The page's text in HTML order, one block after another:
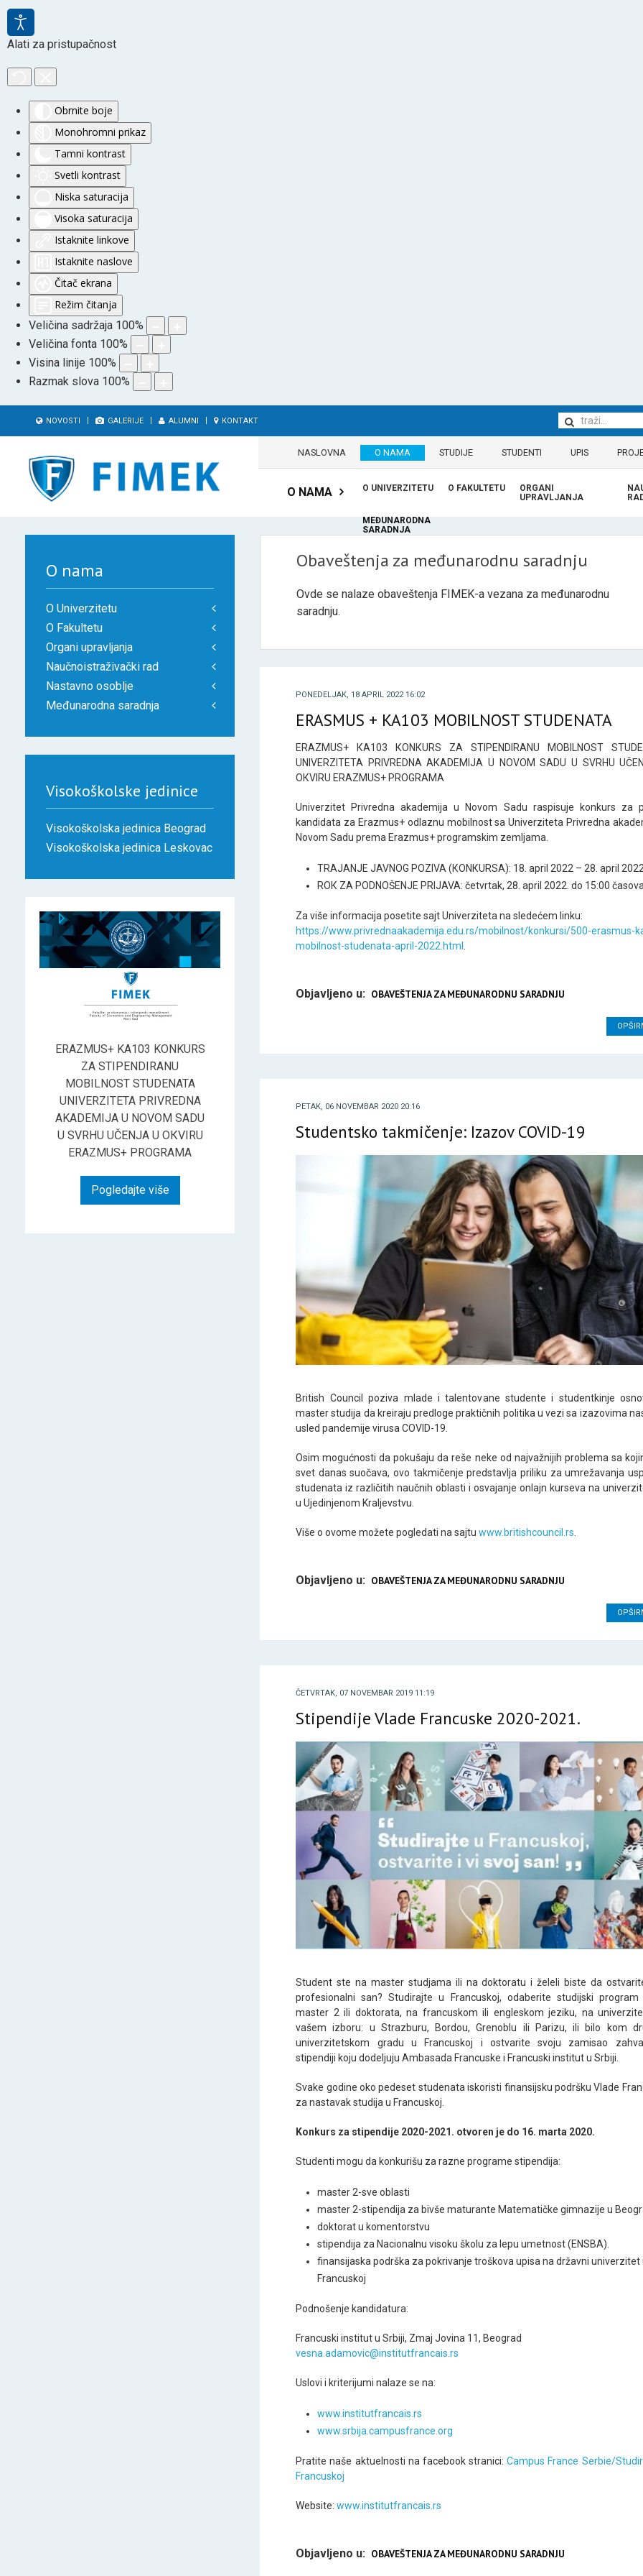
Alati za pristupačnost
Obrnite boje
Monohromni prikaz
Tamni kontrast
Svetli kontrast
Niska saturacija
Visoka saturacija
Istaknite linkove
Istaknite naslove
Čitač ekrana
Režim čitanja
Veličina sadržaja 100%
Veličina fonta 100%
Visina linije 100%
Razmak slova 100%
NOVOSTI GALERIJE ALUMNI KONTAKT
NASLOVNA O NAMA STUDIJE STUDENTI UPIS
O NAMA O UNIVERZITETU O FAKULTETU
ORGANI
UPRAVLJANJA
MEĐUNARODNA
SARADNJA
Obaveštenja za međunarodnu saradnju
Ovde se nalaze obaveštenja FIMEK-a vezana za međunarodnu
saradnju.
PONEDELJAK, 18 APRIL 2022 16:02
ERASMUS + KA103 MOBILNOST STUDENATA
ERAZMUS+ КA103 КONКURS ZA STIPENDIRANU MOBILNOST
UNIVERZITETA PRIVREDNA AКADEMIJA U NOVOM SADU U SVRHU
OКVIRU ERAZMUS+ PROGRAMA
Univerzitet Privredna akademija u Novom Sadu raspisuje konkurs za
kandidata za Erazmus+ odlaznu mobilnost sa Univerziteta Privredna
Novom Sadu prema Erazmus+ programskim zemljama.
TRAJANJE JAVNOG POZIVA (КONКURSA): 18. april 2022 – 28. april
ROК ZA PODNOŠENJE PRIJAVA: četvrtak, 28. april 2022. do 15:00
Za više informacija posetite sajt Univerziteta na sledećem linku:
https://www.privrednaakademija.edu.rs/mobilnost/konkursi/500-erasmus-
mobilnost-studenata-april-2022.html .
Objavljeno u: OBAVEŠTENJA ZA MEĐUNARODNU SARADNJU
PETAK, 06 NOVEMBAR 2020 20:16
Studentsko takmičenje: Izazov COVID-19
British Council poziva mlade i talentovane studente i studentkinje
master studija da kreiraju predloge praktičnih politika u vezi sa izazovima
usled pandemije virusa COVID-19.
Osim mogućnosti da pokušaju da reše neke od najvažnijih problema sa
svet danas suočava, ovo takmičenje predstavlja priliku za umrežavanja
studenata iz različitih naučnih oblasti i osvajanje onlajn kurseva na
u Ujedinjenom Kraljevstvu.
Više o ovome možete pogledati na sajtuwww.britishcouncil.rs.
Objavljeno u: OBAVEŠTENJA ZA MEĐUNARODNU SARADNJU
ČETVRTAK, 07 NOVEMBAR 2019 11:19
Stipendije Vlade Francuske 2020-2021.
Student ste na master studjama ili na doktoratu i želeli biste da
profesionalni san? Studirajte u Francuskoj, odaberite studijski program
master 2 ili doktorata, na francuskom ili engleskom jeziku, na
vašem izboru: u Strazburu, Bordou, Grenoblu ili Parizu, ili bilo kom
univerzitetskom gradu u Francuskoj i ostvarite svoju zamisao
stipendiji koju dodeljuju Ambasada Francuske i Francuski institut u Srbiji.
Svake godine oko pedeset studenata iskoristi finansijsku podršku Vlade
za nastavak studija u Francuskoj.
Konkurs za stipendije 2020-2021. otvoren je do 16. marta 2020.
Studenti mogu da konkurišu za razne programe stipendija:
master 2-sve oblasti
master 2-stipendija za bivše maturante Matematičke gimnazije u
doktorat u komentorstvu
stipendija za Nacionalnu visoku školu za lepu umetnost (ENSBA).
finansijaska podrška za pokrivanje troškova upisa na državni univerzitet
Francuskoj
Podnošenje kandidatura:
Francuski institut u Srbiji, Zmaj Jovina 11, Beograd
vesna.adamovic@institutfrancais.rs
Uslovi i kriterijumi nalaze se na:
www.institutfrancais.rs
www.srbija.campusfrance.org
Pratite naše aktuelnosti na facebook stranici:Campus France Serbie/
Francuskoj
Website:www.institutfrancais.rs
Objavljeno u: OBAVEŠTENJA ZA MEĐUNARODNU SARADNJU
O nama
O Univerzitetu
O Fakultetu
Organi upravljanja
Naučnoistraživački rad
Nastavno osoblje
Međunarodna saradnja
Visokoškolske jedinice
Visokoškolska jedinica Beograd
Visokoškolska jedinica Leskovac
ERAZMUS+ KA103 KONKURS
ZA STIPENDIRANU
MOBILNOST STUDENATA
UNIVERZITETA PRIVREDNA
AKADEMIJA U NOVOM SADU
U SVRHU UČENJA U OКVIRU
ERAZMUS+ PROGRAMA
Pogledajte više